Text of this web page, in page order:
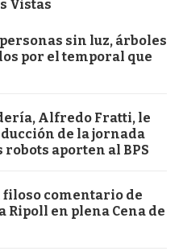
Vistas
sin luz, árboles
por el temporal que
Alfredo Fratti, le
de la jornada
aporten al BPS
filoso comentario de
Ripoll en plena Cena de